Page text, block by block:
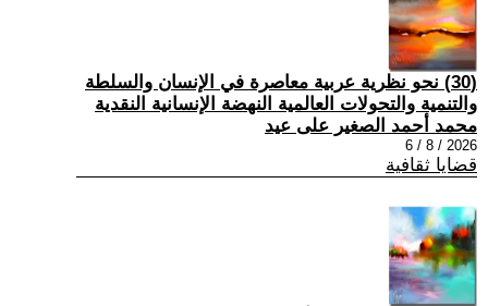
(30) نحو نظرية عربية معاصرة في الإنسان والسلطة
والتنمية والتحولات العالمية النهضة الإنسانية النقدية
محمد أحمد الصغير على عيد
2026 / 8 / 6
قضايا ثقافية